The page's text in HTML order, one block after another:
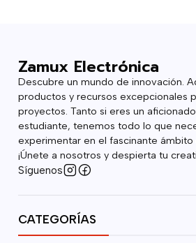
Zamux Electrónica
Descubre un mundo de innovación.
productos y recursos excepcionales
proyectos. Tanto si eres un
estudiante, tenemos todo lo que
experimentar en el fascinante ámbito
¡Únete a nosotros y despierta tu
Síguenos
CATEGORÍAS